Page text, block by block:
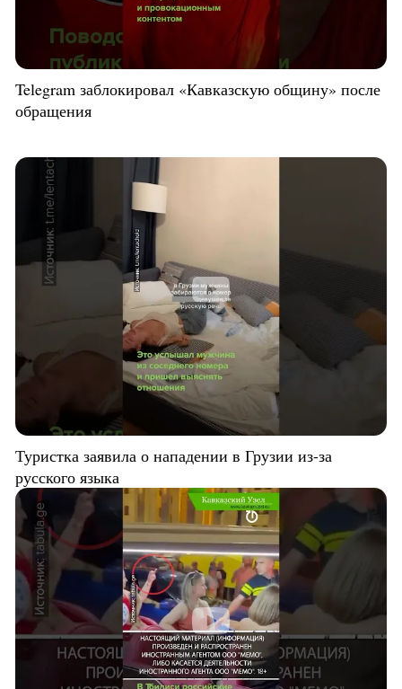
Telegram заблокировал «Кавказскую общину» после
обращения
Туристка заявила о нападении в Грузии из-за
русского языка